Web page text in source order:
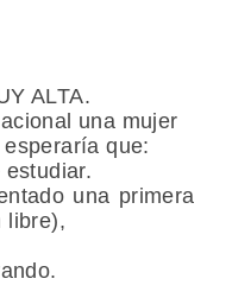
ALTA.
una mujer
que:
una primera
libre),